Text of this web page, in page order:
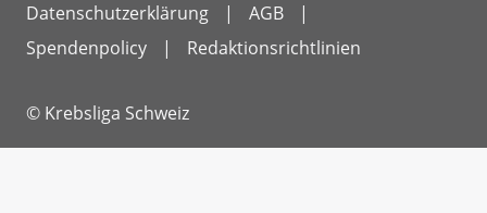
Datenschutzerklärung
AGB
Spendenpolicy
Redaktionsrichtlinien
© Krebsliga Schweiz